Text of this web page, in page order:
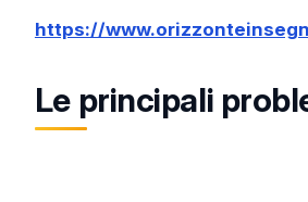
https://
Le principali